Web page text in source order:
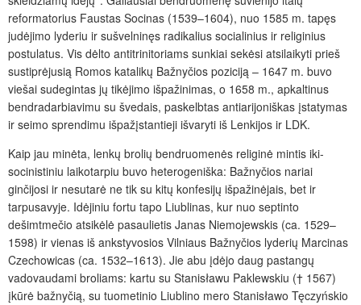
reformatorius Faustas Socinas (1539–1604), nuo 1585 m. tapęs
judėjimo lyderiu ir sušvelninęs radikalius socialinius ir religinius
postulatus. Vis dėlto antitrinitoriams sunkiai sekėsi atsilaikyti prieš
sustiprėjusią Romos katalikų Bažnyčios poziciją – 1647 m. buvo
viešai sudegintas jų tikėjimo išpažinimas, o 1658 m., apkaltinus
bendradarbiavimu su švedais, paskelbtas antiarijoniškas įstatymas
ir seimo sprendimu išpažįstantieji išvaryti iš Lenkijos ir LDK.
Kaip jau minėta, lenkų brolių bendruomenės religinė mintis iki-
socinistiniu laikotarpiu buvo heterogeniška: Bažnyčios nariai
ginčijosi ir nesutarė ne tik su kitų konfesijų išpažinėjais, bet ir
tarpusavyje. Idėjiniu fortu tapo Liublinas, kur nuo septinto
dešimtmečio atsikėlė pasaulietis Janas Niemojewskis (ca. 1529–
1598) ir vienas iš ankstyvosios Vilniaus Bažnyčios lyderių Marcinas
Czechowicas (ca. 1532–1613). Jie abu įdėjo daug pastangų
vadovaudami broliams: kartu su Stanisławu Paklewskiu († 1567)
įkūrė bažnyčią, su tuometinio Liublino mero Stanisławo Tęczyńskio